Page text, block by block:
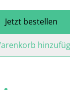
Jetzt bestellen